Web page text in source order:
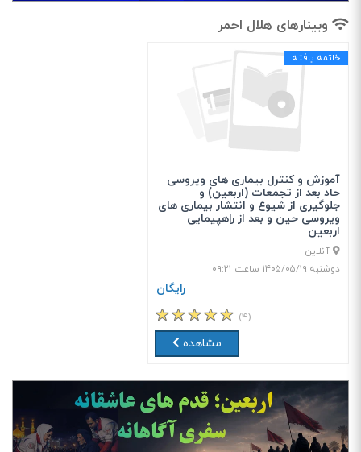
وبینارهای هلال احمر
خاتمه یافته
آموزش و کنترل بیماری های ویروسی
حاد بعد از تجمعات (اربعین) و
جلوگیری از شیوع و انتشار بیماری های
ویروسی حین و بعد از راهپیمایی
اربعین
آنلاین
دوشنبه ۱۴۰۵/۰۵/۱۹ ساعت ۰۹:۲۱
رایگان
(۴)
مشاهده